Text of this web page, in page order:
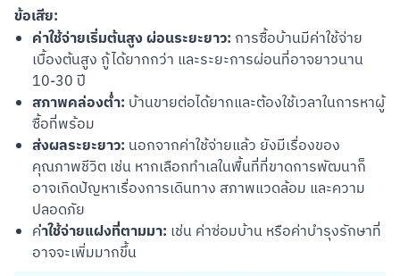
ข้อเสีย:
ค่าใช้จ่ายเริ่มต้นสูง ผ่อนระยะยาว: การซื้อบ้านมีค่าใช้จ่าย
เบื้องต้นสูง กู้ได้ยากกว่า และระยะการผ่อนที่อาจยาวนาน
10-30 ปี
สภาพคล่องต่ำ: บ้านขายต่อได้ยากและต้องใช้เวลาในการหาผู้
ซื้อที่พร้อม
ส่งผลระยะยาว: นอกจากค่าใช้จ่ายแล้ว ยังมีเรื่องของ
คุณภาพชีวิต เช่น หากเลือกทำเลในพื้นที่ที่ขาดการพัฒนาก็
อาจเกิดปัญหาเรื่องการเดินทาง สภาพแวดล้อม และความ
ปลอดภัย
ค่าใช้จ่ายแฝงที่ตามมา: เช่น ค่าซ่อมบ้าน หรือค่าบำรุงรักษาที่
อาจจะเพิ่มมากขึ้น